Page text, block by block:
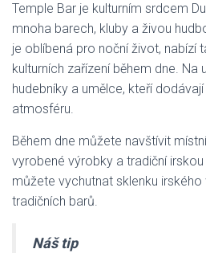
Temple Bar je kulturním srdcem
mnoha barech, kluby a živou
je oblíbená pro noční život, nabízí
kulturních zařízení během dne. Na
hudebníky a umělce, kteří
atmosféru.
Během dne můžete navštívit
vyrobené výrobky a tradiční
můžete vychutnat sklenku
tradičních barů.
Náš tip